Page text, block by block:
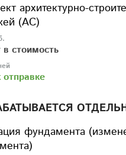
архитектурно-
(АС)
в стоимость
отправке
фундамента